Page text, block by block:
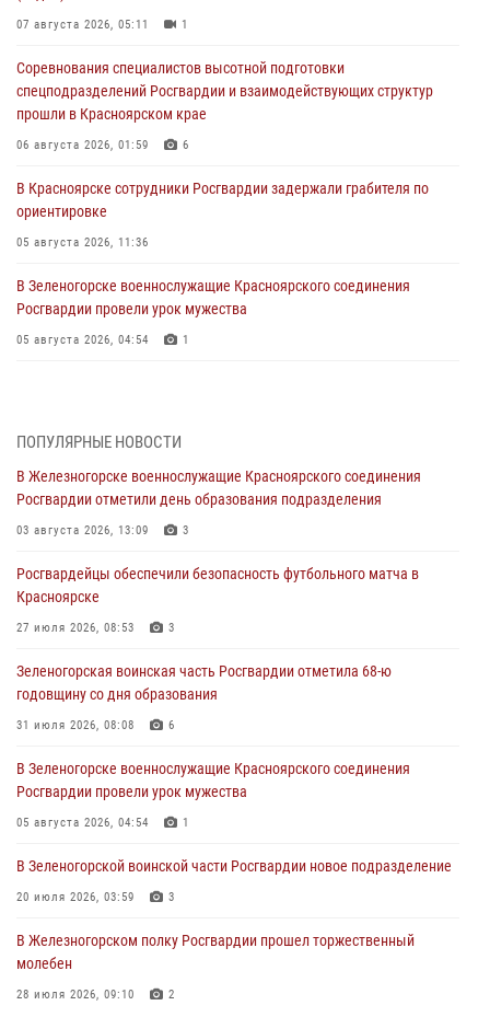
07 августа 2026, 05:11 1
Соревнования специалистов высотной подготовки
спецподразделений Росгвардии и взаимодействующих структур
прошли в Красноярском крае
06 августа 2026, 01:59 6
В Красноярске сотрудники Росгвардии задержали грабителя по
ориентировке
05 августа 2026, 11:36
В Зеленогорске военнослужащие Красноярского соединения
Росгвардии провели урок мужества
05 августа 2026, 04:54 1
05 августа 2026, 04:52 1
В Красноярске сотрудники вневедомственной охраны Росгвардии
задержали подозреваемого в серии краж из гипермаркета
04 августа 2026, 09:57
Сотрудники Росгвардии обеспечили общественный порядок во
время проведения экстремального заплыва в Дудинке
04 августа 2026, 08:36
В Красноярске сотрудники Росгвардии задержали подозреваемого
в серии краж из супермаркета
04 августа 2026, 06:50
Военнослужащие Красноярского соединения Росгвардии
познакомили отдыхающих детей с тонкостями РХБ защиты
03 августа 2026, 13:12 2
ПОПУЛЯРНЫЕ НОВОСТИ
В Железногорске военнослужащие Красноярского соединения
Росгвардии отметили день образования подразделения
03 августа 2026, 13:09 3
Росгвардейцы обеспечили безопасность футбольного матча в
Красноярске
27 июля 2026, 08:53 3
Зеленогорская воинская часть Росгвардии отметила 68-ю
годовщину со дня образования
31 июля 2026, 08:08 6
В Зеленогорске военнослужащие Красноярского соединения
Росгвардии провели урок мужества
05 августа 2026, 04:54 1
В Зеленогорской воинской части Росгвардии новое подразделение
20 июля 2026, 03:59 3
В Железногорском полку Росгвардии прошел торжественный
молебен
28 июля 2026, 09:10 2